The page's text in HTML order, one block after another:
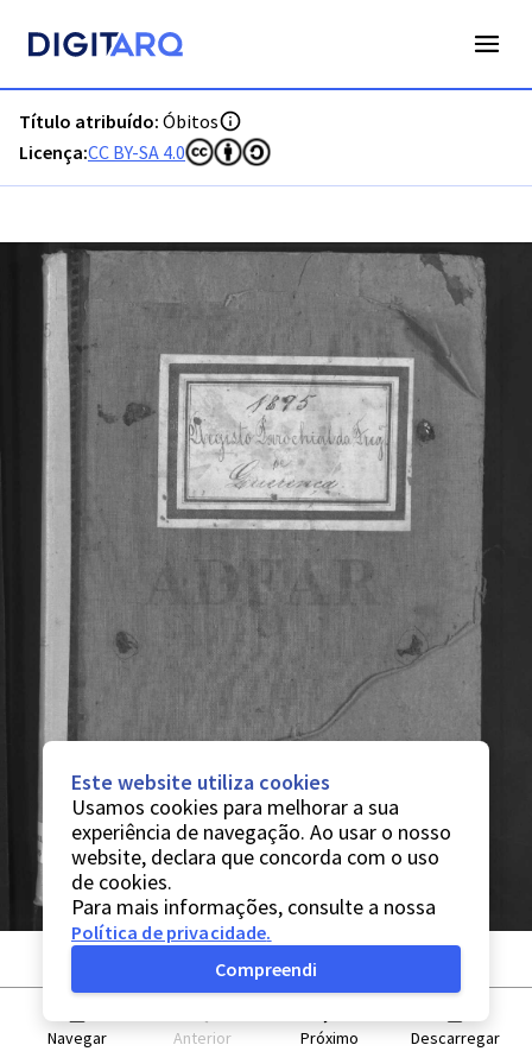
Título atribuído: Óbitos
Licença:CC BY-SA 4.0
Navegar Anterior Próximo Descarregar
Este website utiliza cookies
Usamos cookies para melhorar a sua
experiência de navegação. Ao usar o nosso
website, declara que concorda com o uso
de cookies.
Para mais informações, consulte a nossa
Política de privacidade.
Compreendi